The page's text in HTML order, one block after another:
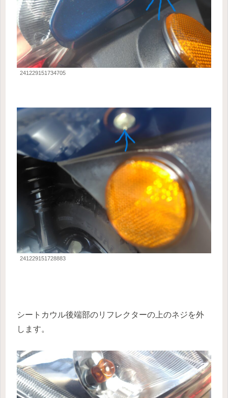
241229151734705
241229151728883
シートカウル後端部のリフレクターの上のネジを外
します。